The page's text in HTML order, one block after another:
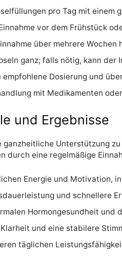
pro Tag mit einem
vor dem Frühstück
über mehrere
ganz; falls nötig, kann
empfohlene Dosierung und
mit Medikamenten
und Ergebnisse
Unterstützung
durch eine regelmäßige
Energie und Motivation,
und schnellere
Hormongesundheit
und eine stabilere
täglichen